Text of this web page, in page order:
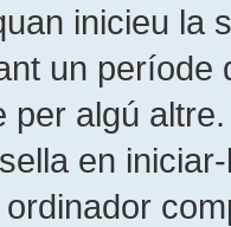
inicieu la
un període
per algú
en
ordinador